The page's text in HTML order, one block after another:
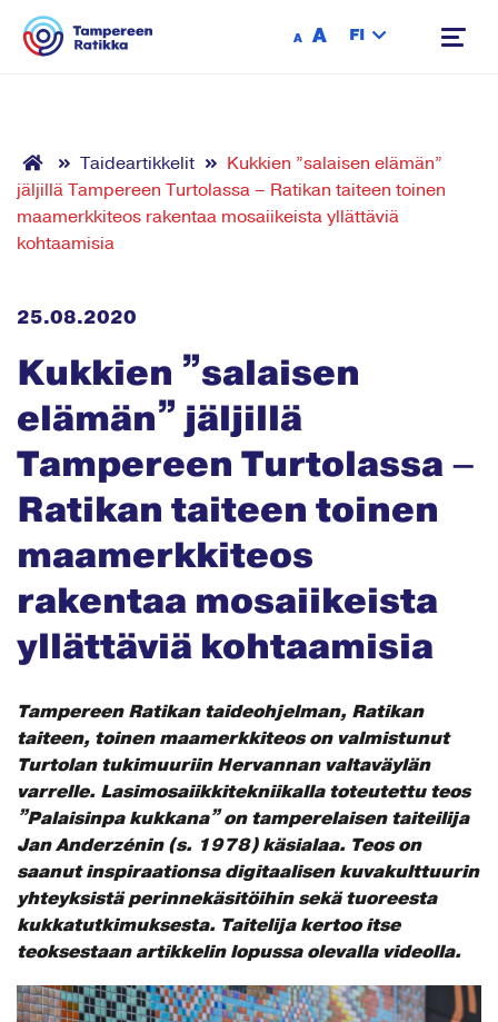
A A FI
Taideartikkelit
Kukkien ”salaisen elämän”
jäljillä Tampereen Turtolassa – Ratikan taiteen toinen
maamerkkiteos rakentaa mosaiikeista yllättäviä
kohtaamisia
25.08.2020
Kukkien ”salaisen
elämän” jäljillä
Tampereen Turtolassa –
Ratikan taiteen toinen
maamerkkiteos
rakentaa mosaiikeista
yllättäviä kohtaamisia
Tampereen Ratikan taideohjelman, Ratikan
taiteen, toinen maamerkkiteos on valmistunut
Turtolan tukimuuriin Hervannan valtaväylän
varrelle. Lasimosaiikkitekniikalla toteutettu teos
”Palaisinpa kukkana” on tamperelaisen taiteilija
Jan Anderzénin (s. 1978) käsialaa. Teos on
saanut inspiraationsa digitaalisen kuvakulttuurin
yhteyksistä perinnekäsitöihin sekä tuoreesta
kukkatutkimuksesta. Taitelija kertoo itse
teoksestaan artikkelin lopussa olevalla videolla.